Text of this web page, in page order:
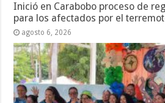
Inició en Carabobo proceso de
para los afectados por el
agosto 6, 2026